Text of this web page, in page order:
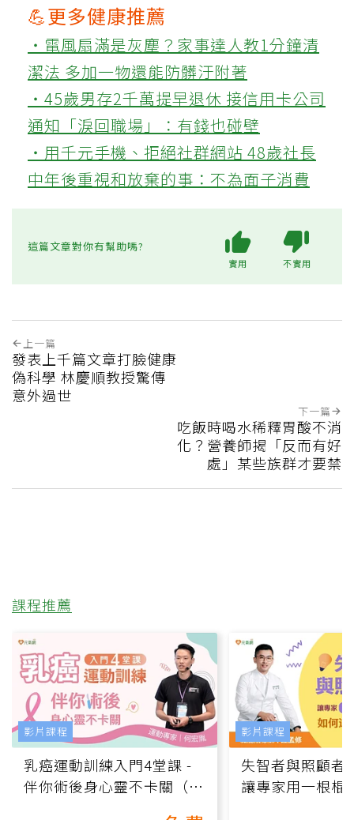
💪更多健康推薦
‧電風扇滿是灰塵？家事達人教1分鐘清
潔法 多加一物還能防髒汙附著
‧45歲男存2千萬提早退休 接信用卡公司
通知「淚回職場」：有錢也碰壁
‧用千元手機、拒絕社群網站 48歲社長
中年後重視和放棄的事：不為面子消費
這篇文章對你有幫助嗎?
實用 不實用
上一篇
發表上千篇文章打臉健康
偽科學 林慶順教授驚傳
意外過世
下一篇
吃飯時喝水稀釋胃酸不消
化？營養師揭「反而有好
處」某些族群才要禁
課程推薦
乳癌運動訓練入門4堂課 -
伴你術後身心靈不卡關（線
影片課程
失智者與照顧者
讓專家用一根棍
影片課程